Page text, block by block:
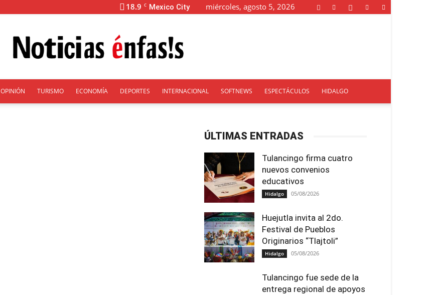
18.9 C Mexico City miércoles, agosto 5, 2026
Énfasis
OPINIÓN TURISMO ECONOMÍA DEPORTES INTERNACIONAL SOFTNEWS ESPECTÁCULOS HIDALGO
ÚLTIMAS ENTRADAS
Tulancingo firma cuatro
nuevos convenios
educativos
Hidalgo 05/08/2026
Huejutla invita al 2do.
Festival de Pueblos
Originarios “Tlajtoli”
Hidalgo 05/08/2026
Tulancingo fue sede de la
entrega regional de apoyos